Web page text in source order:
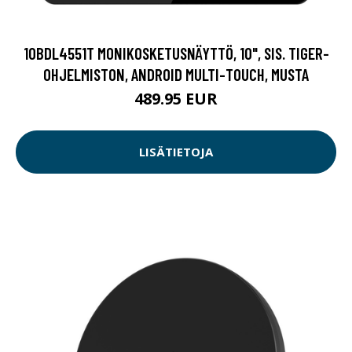
10BDL4551T MONIKOSKETUSNÄYTTÖ, 10", SIS. TIGER-
OHJELMISTON, ANDROID MULTI-TOUCH, MUSTA
489.95 EUR
LISÄTIETOJA